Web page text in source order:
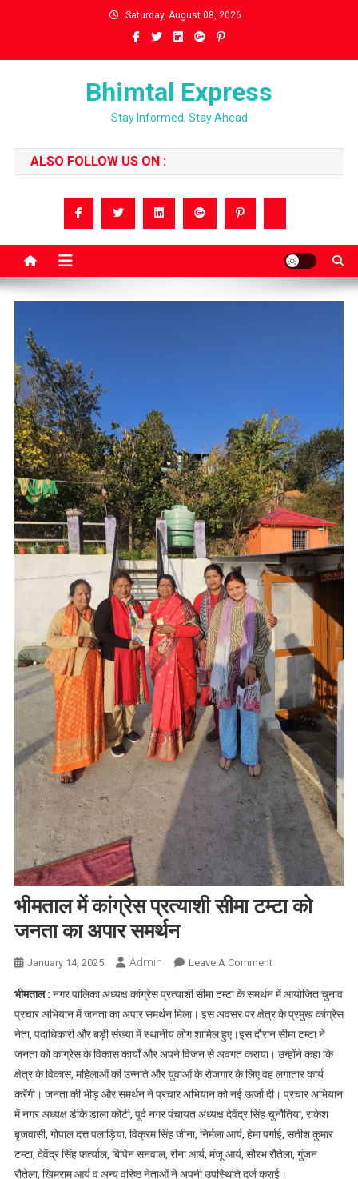
Saturday, August 08, 2026
Bhimtal Express
Stay Informed, Stay Ahead
ALSO FOLLOW US ON :
भीमताल में कांग्रेस प्रत्याशी सीमा टम्टा को
जनता का अपार समर्थन
January 14, 2025 Admin Leave A CommentOn
में
कांग्रेस
प्रत्याशी
सीमा
टम्टा
को
जनता
का
अपार
समर्थन
भीमताल : नगर पालिका अध्यक्ष कांग्रेस प्रत्याशी सीमा टम्टा के समर्थन में आयोजित चुनाव
प्रचार अभियान में जनता का अपार समर्थन मिला। इस अवसर पर क्षेत्र के प्रमुख कांग्रेस
नेता, पदाधिकारी और बड़ी संख्या में स्थानीय लोग शामिल हुए।इस दौरान सीमा टम्टा ने
जनता को कांग्रेस के विकास कार्यों और अपने विजन से अवगत कराया। उन्होंने कहा कि
क्षेत्र के विकास, महिलाओं की उन्नति और युवाओं के रोजगार के लिए वह लगातार कार्य
करेंगी। जनता की भीड़ और समर्थन ने प्रचार अभियान को नई ऊर्जा दी। प्रचार अभियान
में नगर अध्यक्ष डीके डाला कोटी, पूर्व नगर पंचायत अध्यक्ष देवेंद्र सिंह चुनौतिया, राकेश
बृजवासी, गोपाल दत्त पलाड़िया, विक्रम सिंह जीना, निर्मला आर्य, हेमा पर्गाई, सतीश कुमार
टम्टा, देवेंद्र सिंह फर्त्याल, बिपिन सनवाल, रीना आर्य, मंजू आर्य, सौरभ रौतेला, गुंजन
रौतेला, खिमराम आर्य व अन्य वरिष्ठ नेताओं ने अपनी उपस्थिति दर्ज कराई।